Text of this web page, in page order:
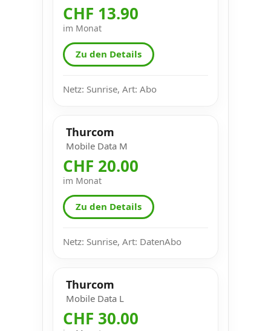
CHF 13.90
im Monat
Zu den Details
Netz: Sunrise, Art: Abo
Thurcom
Mobile Data M
CHF 20.00
im Monat
Zu den Details
Netz: Sunrise, Art: DatenAbo
Thurcom
Mobile Data L
CHF 30.00